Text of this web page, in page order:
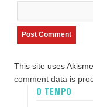
This site uses
comment data is
O TEMPO